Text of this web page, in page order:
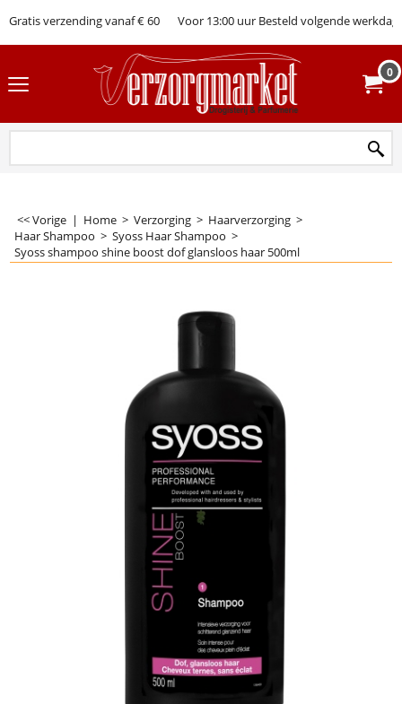
Gratis verzending vanaf € 60 Voor 13:00 uur Besteld volgende werkdag
0
<< Vorige | Home > Verzorging > Haarverzorging >
Haar Shampoo > Syoss Haar Shampoo >
Syoss shampoo shine boost dof glansloos haar 500ml